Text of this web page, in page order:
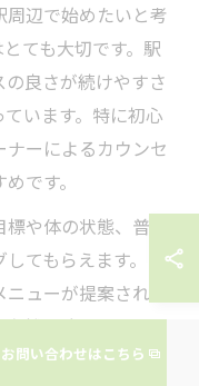
辺で始めたいと考
ても大切です。駅
良さが続けやすさ
います。特に初心
ーによるカウンセ
です。
や体の状態、普段
てもらえます。こ
ューが提案される
自然体験を取り入れ
ストレッチなども
お問い合わせはこちら